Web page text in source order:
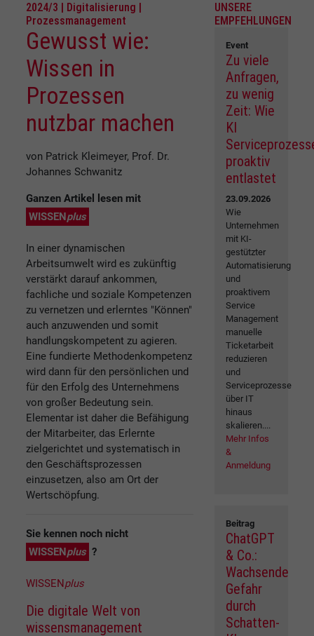
2024/3 | Digitalisierung |
Prozessmanagement
Gewusst wie:
Wissen in
Prozessen
nutzbar machen
von Patrick Kleimeyer, Prof. Dr.
Johannes Schwanitz
Ganzen Artikel lesen mit
WISSENplus
In einer dynamischen
Arbeitsumwelt wird es zukünftig
verstärkt darauf ankommen,
fachliche und soziale Kompetenzen
zu vernetzen und erlerntes "Können"
auch anzuwenden und somit
handlungskompetent zu agieren.
Eine fundierte Methodenkompetenz
wird dann für den persönlichen und
für den Erfolg des Unternehmens
von großer Bedeutung sein.
Elementar ist daher die Befähigung
der Mitarbeiter, das Erlernte
zielgerichtet und systematisch in
den Geschäftsprozessen
einzusetzen, also am Ort der
Wertschöpfung.
Sie kennen noch nicht
WISSENplus ?
WISSENplus
Die digitale Welt von
wissensmanagement
UNSERE
EMPFEHLUNGEN
Event
Zu viele
Anfragen,
zu wenig
Zeit: Wie
KI
proaktiv
entlastet
23.09.2026
Wie
Unternehmen
mit KI-
gestützter
Automatisierung
und
proaktivem
Service
Management
manuelle
Ticketarbeit
reduzieren
und
Serviceprozesse
über IT
hinaus
skalieren....
Mehr Infos
&
Anmeldung
Beitrag
ChatGPT
& Co.:
Wachsende
Gefahr
durch
Schatten-